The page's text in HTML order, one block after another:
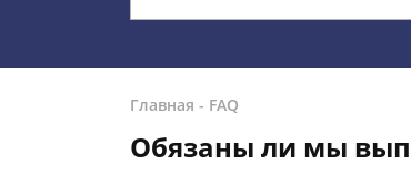
Главная - FAQ
Обязаны ли мы